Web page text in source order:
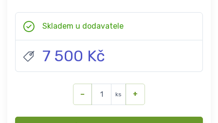
Skladem u dodavatele
7 500 Kč
− ks +